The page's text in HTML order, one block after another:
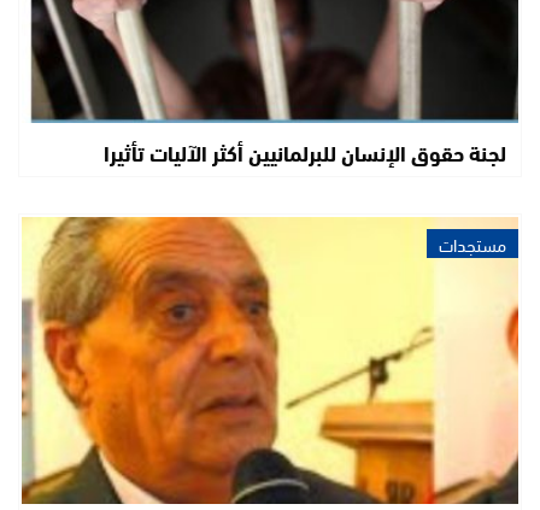
لجنة حقوق الإنسان للبرلمانيين أكثر الآليات تأثيرا
مستجدات